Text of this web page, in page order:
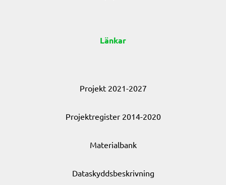
Länkar
Projekt 2021-2027
Projektregister 2014-2020
Materialbank
Dataskyddsbeskrivning